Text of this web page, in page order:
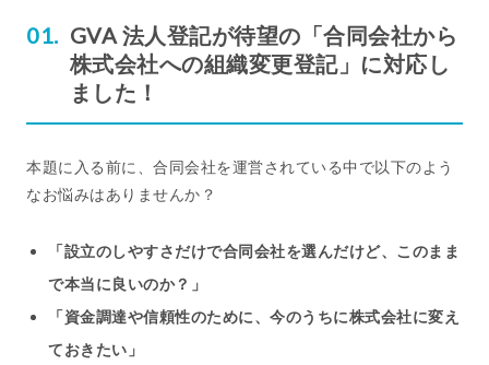
GVA 法人登記が待望の「合同会社から
株式会社への組織変更登記」に対応し
ました！
本題に入る前に、合同会社を運営されている中で以下のよう
なお悩みはありませんか？
「設立のしやすさだけで合同会社を選んだけど、このまま
で本当に良いのか？」
「資金調達や信頼性のために、今のうちに株式会社に変え
ておきたい」